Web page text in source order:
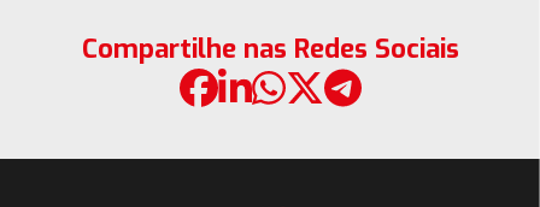
Compartilhe nas Redes Sociais